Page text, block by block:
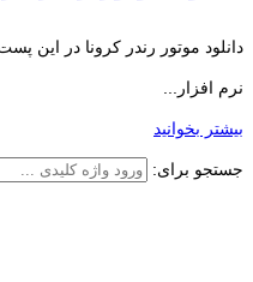
دانلود موتور رندر کرونا در این
نرم افزار...
بیشتر بخوانید
جستجو برای: